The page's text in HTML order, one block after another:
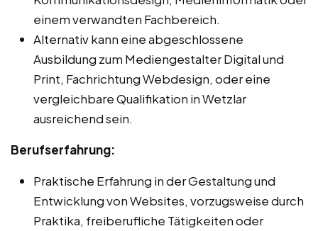
einem verwandten Fachbereich.
Alternativ kann eine abgeschlossene
Ausbildung zum Mediengestalter Digital und
Print, Fachrichtung Webdesign, oder eine
vergleichbare Qualifikation in Wetzlar
ausreichend sein.
Berufserfahrung:
Praktische Erfahrung in der Gestaltung und
Entwicklung von Websites, vorzugsweise durch
Praktika, freiberufliche Tätigkeiten oder